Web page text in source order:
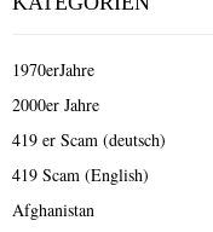
1970erJahre
2000er Jahre
419 er Scam (deutsch)
419 Scam (English)
Afghanistan